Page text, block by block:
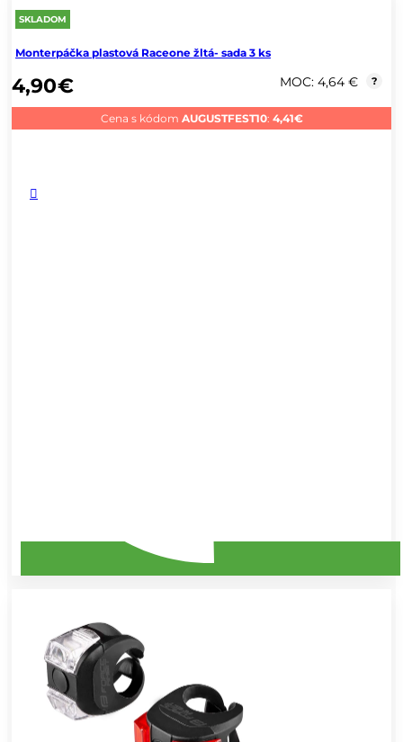
SKLADOM
Monterpáčka plastová Raceone žltá- sada 3 ks
4,90€ MOC: 4,64 € ?
Cena s kódom AUGUSTFEST10: 4,41€